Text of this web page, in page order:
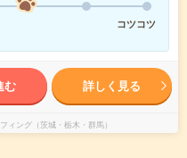
コツコツ
む 詳しく見る
ィング（茨城・栃木・群馬）